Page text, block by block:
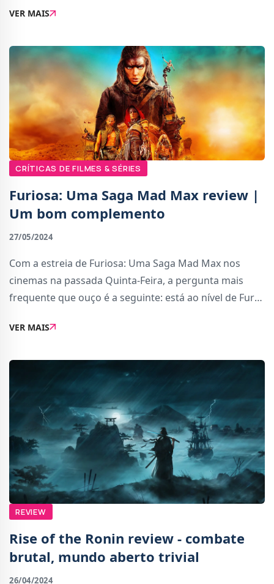
habituado às suas maneiras, há coisas
VER MAIS
CRÍTICAS DE FILMES & SÉRIES
Furiosa: Uma Saga Mad Max review |
Um bom complemento
27/05/2024
Com a estreia de Furiosa: Uma Saga Mad Max nos
cinemas na passada Quinta-Feira, a pergunta mais
frequente que ouço é a seguinte: está ao nível de Fury
George Miller é uma obra-prima do cinema mo
VER MAIS
REVIEW
Rise of the Ronin review - combate
brutal, mundo aberto trivial
26/04/2024